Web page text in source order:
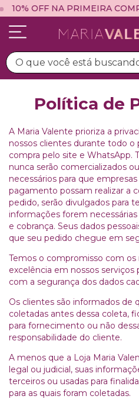
10% OFF NA PRIMEIRA
Política de
A Maria Valente prioriza a
nossos clientes durante todo o
compra pelo site e WhatsApp.
nunca serão comercializados
necessários para que
pagamento possam realizar a
pedido, serão divulgados para
informações forem
e cobrança. Seus dados
que seu pedido chegue em
Temos o compromisso com os
excelência em nossos
com a segurança dos dados
Os clientes são informados de
coletadas antes dessa coleta,
para fornecimento ou não
responsabilidade do cliente.
A menos que a Loja Maria
legal ou judicial, suas
terceiros ou usadas para
para as quais foram coletadas.